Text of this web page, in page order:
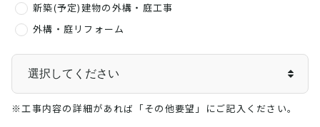
新築(予定)建物の外構・庭工事
外構・庭リフォーム
※工事内容の詳細があれば「その他要望」にご記入ください。